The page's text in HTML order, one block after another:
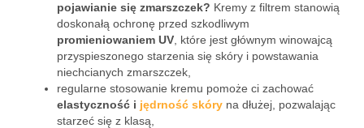
pojawianie się zmarszczek? Kremy z filtrem stanowią
doskonałą ochronę przed szkodliwym
promieniowaniem UV , które jest głównym winowajcą
przyspieszonego starzenia się skóry i powstawania
niechcianych zmarszczek,
regularne stosowanie kremu pomoże ci zachować
elastyczność i jędrność skóry na dłużej, pozwalając
starzeć się z klasą,